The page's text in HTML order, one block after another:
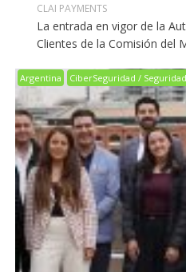
CLAI PAYMENTS
La entrada en vigor de la
Clientes de la Comisión del
Argentina CiberSeguridad / Seguridad